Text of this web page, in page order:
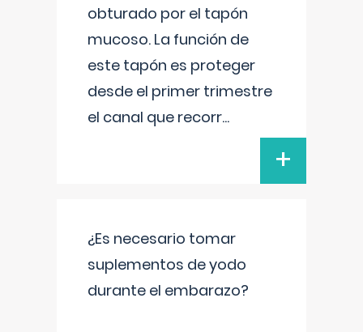
obturado por el tapón
mucoso. La función de
este tapón es proteger
desde el primer trimestre
el canal que recorr...
+
¿Es necesario tomar
suplementos de yodo
durante el embarazo?